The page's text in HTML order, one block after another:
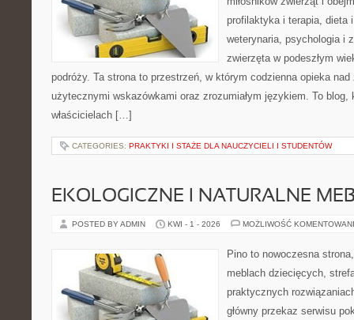
profilaktyka i terapia, dieta
weterynaria, psychologia i
zwierzęta w podeszłym
podróży. Ta strona to przestrzeń, w którym codzienna opieka
użytecznymi wskazówkami oraz zrozumiałym językiem. To blog,
właścicielach […]
CATEGORIES: PRAKTYKI I STAŻE DLA NAUCZYCIELI I STUDENTÓW
EKOLOGICZNE I NATURALNE
POSTED BY ADMIN KWI - 1 - 2026 MOŻLIWOŚĆ
Pino to nowoczesna
meblach dziecięcych,
praktycznych
główny przekaz serwisu